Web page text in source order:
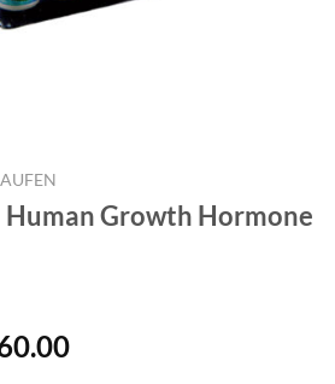
Growth Hormone
Preisspanne: